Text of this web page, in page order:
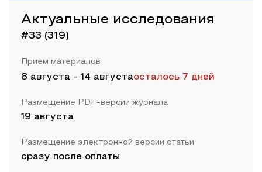
Актуальные исследования
#33 (319)
Прием материалов
8 августа - 14 августаосталось 7 дней
Размещение PDF-версии журнала
19 августа
Размещение электронной версии статьи
сразу после оплаты